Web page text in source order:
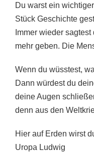
Du warst ein
Stück Geschichte
Immer wieder
mehr geben. Die
Wenn du wüsstest,
Dann würdest du
deine Augen
denn aus den
Hier auf Erden wirst
Uropa Ludwig